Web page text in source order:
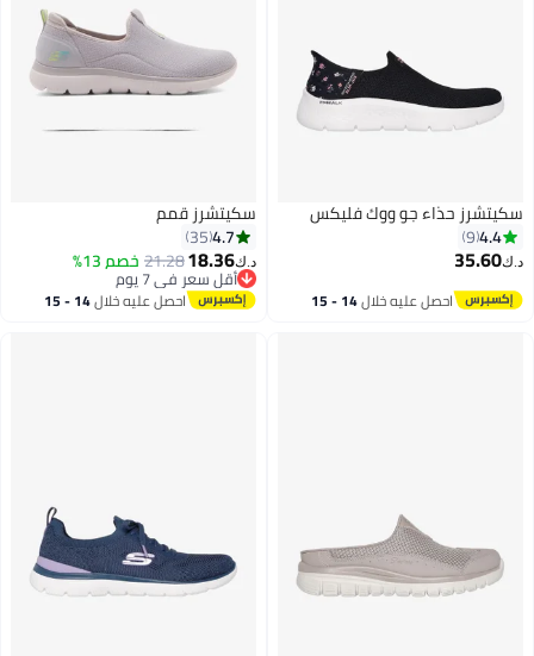
سكيتشرز حذاء جو ووك فليكس
4.4
9
د.ك‏35.60
احصل عليه خلال 14 - 15
5
سكيتشرز قمم
4.7
35
د.ك‏18.36
21.28خصم 13%
أقل سعر في 7 يوم
أقل سعر في 7 يوماحصل عليه خلال 14 - 15